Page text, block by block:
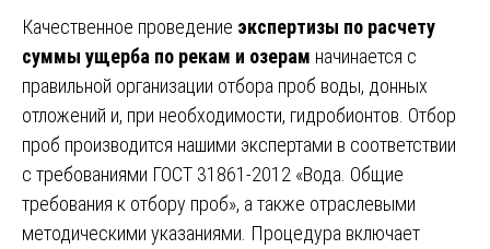
Качественное проведение экспертизы по расчету
суммы ущерба по рекам и озерам начинается с
правильной организации отбора проб воды, донных
отложений и, при необходимости, гидробионтов. Отбор
проб производится нашими экспертами в соответствии
с требованиями ГОСТ 31861-2012 «Вода. Общие
требования к отбору проб», а также отраслевыми
методическими указаниями. Процедура включает